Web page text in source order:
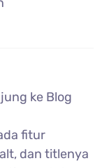
ke Blog
fitur
dan titlenya